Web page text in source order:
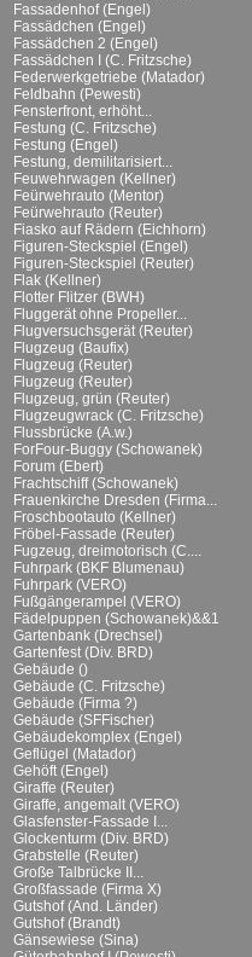
Fassadenhof (Engel)
Fassädchen (Engel)
Fassädchen 2 (Engel)
Fassädchen I (C. Fritzsche)
Federwerkgetriebe (Matador)
Feldbahn (Pewesti)
Fensterfront, erhöht...
Festung (C. Fritzsche)
Festung (Engel)
Festung, demilitarisiert...
Feuwehrwagen (Kellner)
Feürwehrauto (Mentor)
Feürwehrauto (Reuter)
Fiasko auf Rädern (Eichhorn)
Figuren-Steckspiel (Engel)
Figuren-Steckspiel (Reuter)
Flak (Kellner)
Flotter Flitzer (BWH)
Fluggerät ohne Propeller...
Flugversuchsgerät (Reuter)
Flugzeug (Baufix)
Flugzeug (Reuter)
Flugzeug (Reuter)
Flugzeug, grün (Reuter)
Flugzeugwrack (C. Fritzsche)
Flussbrücke (A.w.)
ForFour-Buggy (Schowanek)
Forum (Ebert)
Frachtschiff (Schowanek)
Frauenkirche Dresden (Firma...
Froschbootauto (Kellner)
Fröbel-Fassade (Reuter)
Fugzeug, dreimotorisch (C....
Fuhrpark (BKF Blumenau)
Fuhrpark (VERO)
Fußgängerampel (VERO)
Fädelpuppen (Schowanek)&&1
Gartenbank (Drechsel)
Gartenfest (Div. BRD)
Gebäude ()
Gebäude (C. Fritzsche)
Gebäude (Firma ?)
Gebäude (SFFischer)
Gebäudekomplex (Engel)
Geflügel (Matador)
Gehöft (Engel)
Giraffe (Reuter)
Giraffe, angemalt (VERO)
Glasfenster-Fassade I...
Glockenturm (Div. BRD)
Grabstelle (Reuter)
Große Talbrücke II...
Großfassade (Firma X)
Gutshof (And. Länder)
Gutshof (Brandt)
Gänsewiese (Sina)